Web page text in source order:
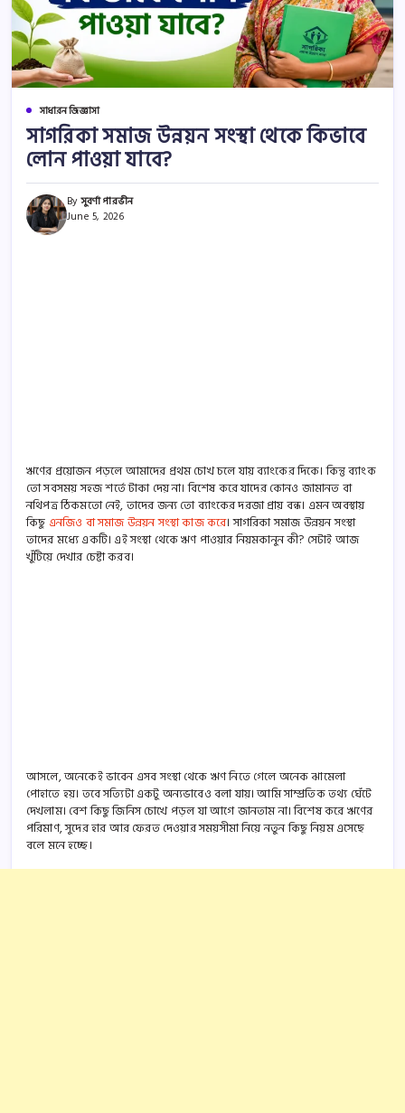
সাধারন জিজ্ঞাসা
সাগরিকা সমাজ উন্নয়ন সংস্থা থেকে কিভাবে
লোন পাওয়া যাবে?
Byসুবর্ণা পারভীন
June 5, 2026
ঋণের প্রয়োজন পড়লে আমাদের প্রথম চোখ চলে যায় ব্যাংকের দিকে। কিন্তু ব্যাংক
তো সবসময় সহজ শর্তে টাকা দেয় না। বিশেষ করে যাদের কোনও জামানত বা
নথিপত্র ঠিকমতো নেই, তাদের জন্য তো ব্যাংকের দরজা প্রায় বন্ধ। এমন অবস্থায়
কিছু এনজিও বা সমাজ উন্নয়ন সংস্থা কাজ করে। সাগরিকা সমাজ উন্নয়ন সংস্থা
তাদের মধ্যে একটি। এই সংস্থা থেকে ঋণ পাওয়ার নিয়মকানুন কী? সেটাই আজ
খুঁটিয়ে দেখার চেষ্টা করব।
আসলে, অনেকেই ভাবেন এসব সংস্থা থেকে ঋণ নিতে গেলে অনেক ঝামেলা
পোহাতে হয়। তবে সত্যিটা একটু অন্যভাবেও বলা যায়। আমি সাম্প্রতিক তথ্য ঘেঁটে
দেখলাম। বেশ কিছু জিনিস চোখে পড়ল যা আগে জানতাম না। বিশেষ করে ঋণের
পরিমাণ, সুদের হার আর ফেরত দেওয়ার সময়সীমা নিয়ে নতুন কিছু নিয়ম এসেছে
বলে মনে হচ্ছে।